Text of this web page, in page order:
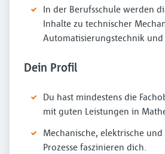
In der Berufsschule werden
Inhalte zu technischer
Automatisierungstechnik
Dein Profil
Du hast mindestens die
mit guten Leistungen in
Mechanische, elektrische
Prozesse faszinieren dich.